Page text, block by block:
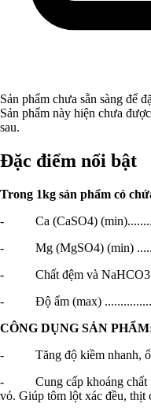
Sản phẩm chưa sẵn sàng để
Sản phẩm này hiện chưa
sau.
Đặc điểm nổi bật
Trong 1kg sản phẩm có
- Ca (CaSO4)
- Mg (MgSO4) (min)
- Chất đệm và
- Độ ẩm (max)
CÔNG DỤNG SẢN
- Tăng độ kiềm nhanh, ổn
- Cung cấp khoáng chất
vỏ. Giúp tôm lột xác đều, thịt